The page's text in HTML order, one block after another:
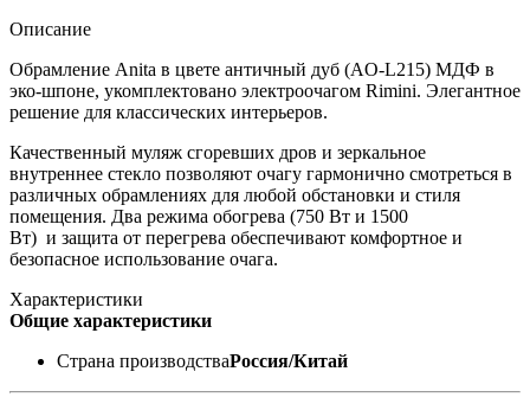
Описание
Обрамление Anita в цвете античный дуб (AO-L215) МДФ в
эко-шпоне, укомплектовано электроочагом Rimini. Элегантное
решение для классических интерьеров.
Качественный муляж сгоревших дров и зеркальное
внутреннее стекло позволяют очагу гармонично смотреться в
различных обрамлениях для любой обстановки и стиля
помещения. Два режима обогрева (750 Вт и 1500
Вт) и защита от перегрева обеспечивают комфортное и
безопасное использование очага.
Характеристики
Общие характеристики
Страна производстваРоссия/Китай